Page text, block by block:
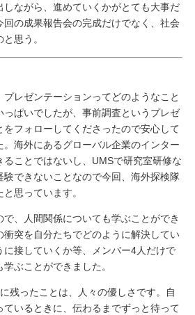
ながら、進めていくかがとても大事だ
回の成果報告会の完成だけでなく、社会
思う。
レゼンテーションってどのようなこと
っぱいでしたが、事前調査というプレゼ
をフォローしてくださったので安心して
海外にあるグローバル企業のインター
ることではないし、UMSで研究室研修な
験できないことなので今回、海外探検隊
思っています。
、人間関係についても学ぶことができ
衝突を自分たちでどのように解決してい
に接していくか等、メンバー4人だけで
ぶことができました。
残ったことは、人々の優しさです。自
いるときに、伝わるまでずっと待って